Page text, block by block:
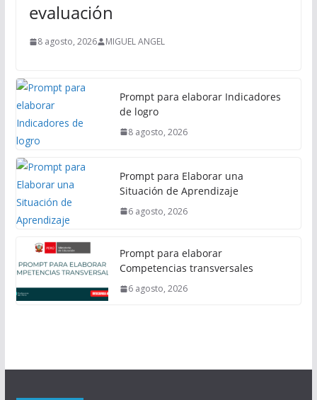
evaluación
8 agosto, 2026 MIGUEL ANGEL
Prompt para elaborar Indicadores
de logro
8 agosto, 2026
Prompt para Elaborar una
Situación de Aprendizaje
6 agosto, 2026
Prompt para elaborar
Competencias transversales
6 agosto, 2026